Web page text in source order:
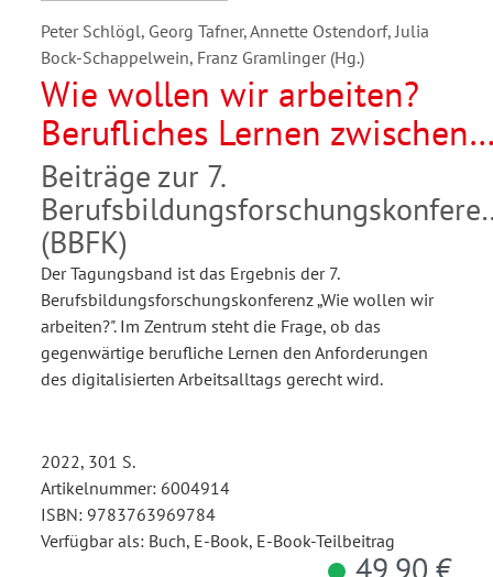
Peter Schlögl, Georg Tafner, Annette Ostendorf, Julia
Bock-Schappelwein, Franz Gramlinger (Hg.)
Wie wollen wir arbeiten?
Berufliches Lernen zwischen
Tradition und Transformation
Beiträge zur 7.
(BBFK)
Der Tagungsband ist das Ergebnis der 7.
Berufsbildungsforschungskonferenz „Wie wollen wir
arbeiten?". Im Zentrum steht die Frage, ob das
gegenwärtige berufliche Lernen den Anforderungen
des digitalisierten Arbeitsalltags gerecht wird.
2022, 301 S.
Artikelnummer: 6004914
ISBN: 9783763969784
Verfügbar als: Buch, E-Book, E-Book-Teilbeitrag
49,90 €